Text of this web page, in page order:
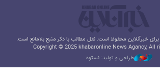
خبرآنلاین محفوظ است. نقل مطالب با ذکر منبع بلامانع است.
Copyright © 2025 khabaronline News Agancy, All
طراحی و تولید: نستوه